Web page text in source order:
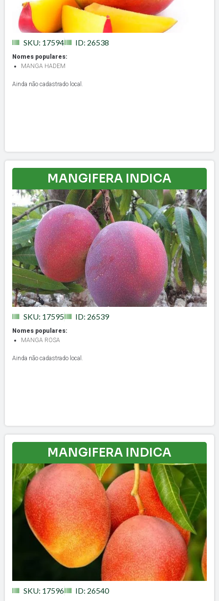
SKU: 17594 ID: 26538
Nomes populares:
MANGA HADEM
Ainda não cadastrado local.
MANGIFERA INDICA
SKU: 17595 ID: 26539
Nomes populares:
MANGA ROSA
Ainda não cadastrado local.
MANGIFERA INDICA
SKU: 17596 ID: 26540